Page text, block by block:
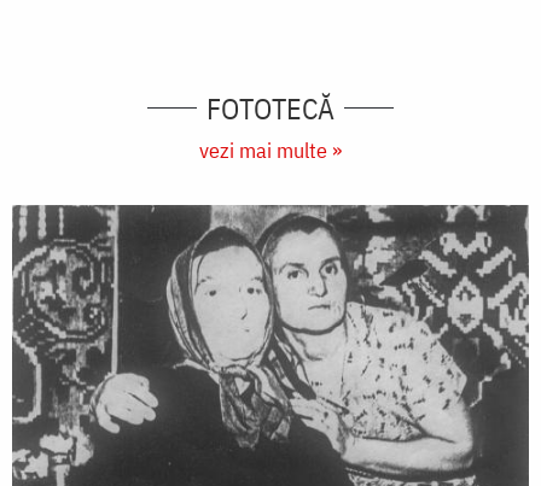
FOTOTECĂ
vezi mai multe »